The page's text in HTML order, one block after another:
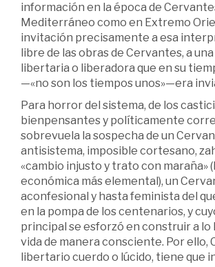
información en la época de
Mediterráneo como en Extremo
invitación precisamente a esa
libre de las obras de Cervantes, a
libertaria o liberadora que en su
—«no son los tiempos unos»—era
Para horror del sistema, de los
bienpensantes y políticamente
sobrevuela la sospecha de un
antisistema, imposible cortesano,
«cambio injusto y trato con maraña»
económica más elemental), un
aconfesional y hasta feminista del
en la pompa de los centenarios, y
principal se esforzó en construir a lo
vida de manera consciente. Por ello,
libertario cuerdo o lúcido, tiene que